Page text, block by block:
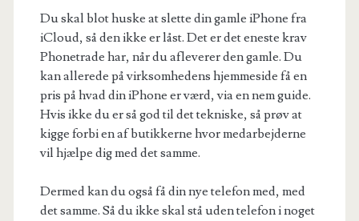
Du skal blot huske at slette din gamle iPhone fra
iCloud, så den ikke er låst. Det er det eneste krav
Phonetrade har, når du afleverer den gamle. Du
kan allerede på virksomhedens hjemmeside få en
pris på hvad din iPhone er værd, via en nem guide.
Hvis ikke du er så god til det tekniske, så prøv at
kigge forbi en af butikkerne hvor medarbejderne
vil hjælpe dig med det samme.
Dermed kan du også få din nye telefon med, med
det samme. Så du ikke skal stå uden telefon i noget